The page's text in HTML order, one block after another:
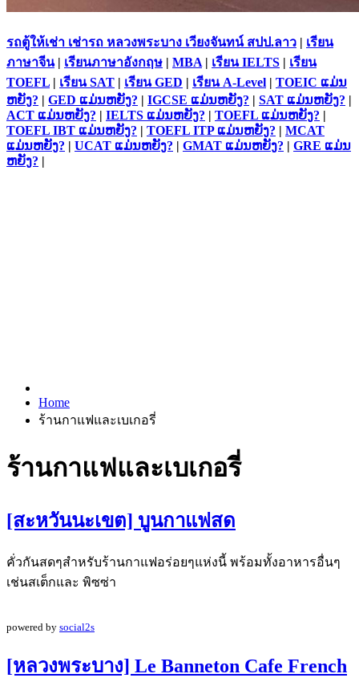
รถตู้ให้เช่า เช่ารถ หลวงพระบาง เวียงจันทน์ สปป.ลาว | เรียน
ภาษาจีน| เรียนภาษาอังกฤษ | MBA | เรียน IELTS | เรียน
TOEFL | เรียน SAT | เรียน GED | เรียน A-Level | TOEIC ແມ່ນ
ຫຍັງ? | GED ແມ່ນຫຍັງ? | IGCSE ແມ່ນຫຍັງ? | SAT ແມ່ນຫຍັງ? |
ACT ແມ່ນຫຍັງ? | IELTS ແມ່ນຫຍັງ? | TOEFL ແມ່ນຫຍັງ? |
TOEFL IBT ແມ່ນຫຍັງ? | TOEFL ITP ແມ່ນຫຍັງ? | MCAT
ແມ່ນຫຍັງ? | UCAT ແມ່ນຫຍັງ? | GMAT ແມ່ນຫຍັງ? | GRE ແມ່ນ
ຫຍັງ? |
Home
ร้านกาแฟและเบเกอรี่
ร้านกาแฟและเบเกอรี่
[สะหวันนะเขต] บูนกาแฟสด
คั่วกันสดๆสำหรับร้านกาแฟอร่อยๆแห่งนี้ พร้อมทั้งอาหารอื่นๆ
เช่นสเต็กและ พิซซ่า
powered by social2s
[หลวงพระบาง] Le Banneton Cafe French